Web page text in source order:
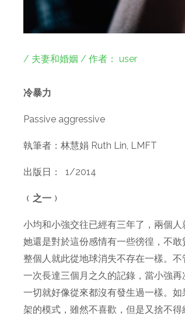
/ 夫妻和婚姻 / 作者： user
冷暴力
Passive aggressive
執筆者：林慧娟 Ruth Lin, LMFT
出版日： 1/2014
﹙之一﹚
小均和小強交往已經有三年了，兩個
她還是對於這份感情有一些徬徨，不
整個人就此從地球消失不存在一樣。
一次長達三個月之久的記錄，當小強
一切就好像從來都沒有發生過一樣。
架的模式，雖然不喜歡，但是又捨不